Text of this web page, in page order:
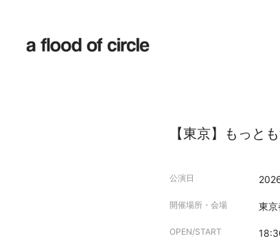
【東京】もっと
公演日
開催場所・会場 東京
OPEN/START